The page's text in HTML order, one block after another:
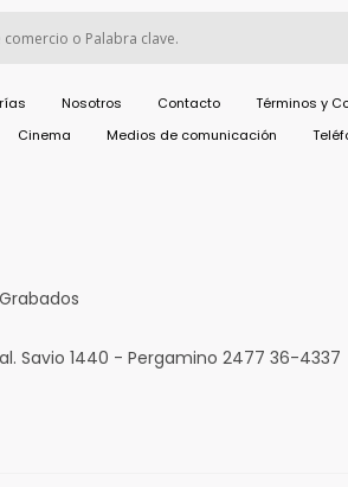
Nosotros Contacto
Términos y
Cinema Medios de comunicación
Savio 1440 - Pergamino 2477 36-4337